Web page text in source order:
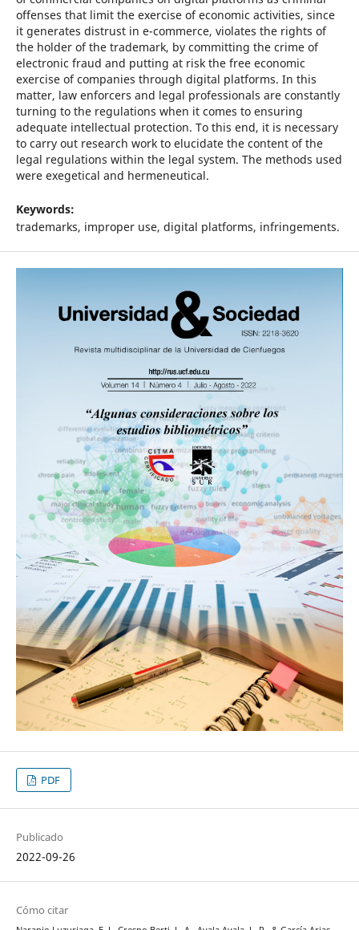
offenses that limit the exercise of economic activities, since
it generates distrust in e-commerce, violates the rights of
the holder of the trademark, by committing the crime of
electronic fraud and putting at risk the free economic
exercise of companies through digital platforms. In this
matter, law enforcers and legal professionals are constantly
turning to the regulations when it comes to ensuring
adequate intellectual protection. To this end, it is necessary
to carry out research work to elucidate the content of the
legal regulations within the legal system. The methods used
were exegetical and hermeneutical.
Keywords:
trademarks, improper use, digital platforms, infringements.
PDF
Publicado
2022-09-26
Cómo citar